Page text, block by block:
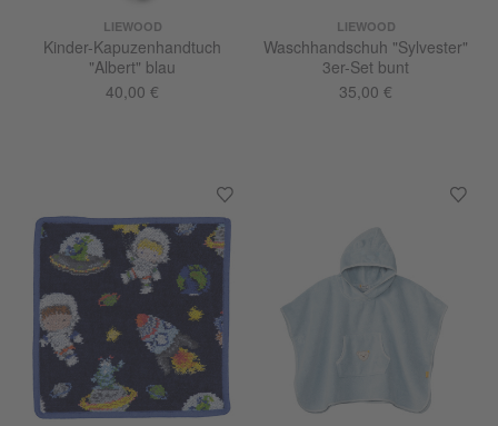
LIEWOOD
Kinder-Kapuzenhandtuch
"Albert" blau
40,00 €
LIEWOOD
Waschhandschuh "Sylvester"
3er-Set bunt
35,00 €